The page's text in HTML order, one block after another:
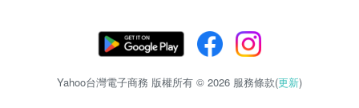
Yahoo台灣電子商務 版權所有 © 2026 服務條款(更新)